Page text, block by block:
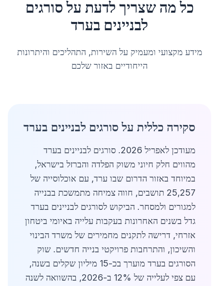
כל מה שצריך לדעת עלסורגים
לבניינים בערד
מידע מקצועי ומעמיק על השירות, התהליכים והיתרונות
הייחודיים באזור שלכם
סקירה כללית על סורגים לבניינים בערד
מעודכן לאפריל 2026. סורגים לבניינים בערד
מהווים חלק חיוני משוק הפלדה והברזל בישראל,
במיוחד באזור הדרום שבו ערד, עם אוכלוסייה של
25,257 תושבים, חווה צמיחה מתמשכת בבנייה
למגורים ולמסחר. הביקוש לסורגים לבניינים בערד
גדל בשנים האחרונות בעקבות עלייה באיומי ביטחון
אזרחי, דרישה לתקנים מחמירים של משרד הבינוי
והשיכון, והתרחבות פרויקטי בנייה חדשים. שוק
הסורגים בערד מוערך בכ-15 מיליון שקלים בשנה,
עם צפי לעלייה של 12% ב-2026, בהשוואה לשנה